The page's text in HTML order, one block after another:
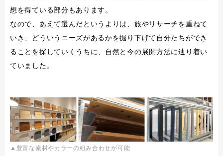
想を得ている部分もあります。
なので、あえて選んだというよりは、旅やリサーチを重ねて
いき、どういうニーズがあるかを掘り下げて自分たちができ
ることを探していくうちに、自然と今の展開方法に辿り着い
ていました。
▲豊富な素材やカラーの組み合わせが可能